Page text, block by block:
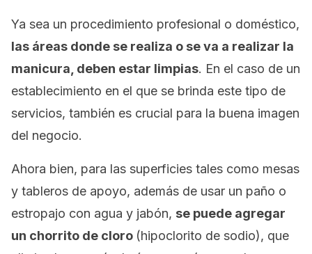
Ya sea un procedimiento profesional o doméstico,
las áreas donde se realiza o se va a realizar la
manicura, deben estar limpias. En el caso de un
establecimiento en el que se brinda este tipo de
servicios, también es crucial para la buena imagen
del negocio.
Ahora bien, para las superficies tales como mesas
y tableros de apoyo, además de usar un paño o
estropajo con agua y jabón, se puede agregar
un chorrito de cloro (hipoclorito de sodio), que